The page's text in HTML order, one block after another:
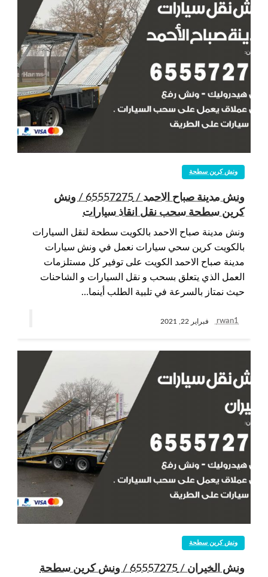
ونش كرين سطحة
ونش مدينة صباح الاحمد / 65557275 / ونش
كرين سطحة سحب نقل انقاذ سيارات
ونش مدينة صباح الاحمد بالكويت سطحة لنقل السيارات
بالكويت كرين سحي سيارات نعمل في ونش سيارات
مدينة صباح الاحمد الكويت على توفير كل مستلزمات
العمل الذي يتعلق بسحب و نقل السيارات و الشاحنات
حيث نمتاز بالسرعة في تلبية الطلب أينما…
rwan1 فبراير 22, 2021
ونش كرين سطحة
ونش الخيران / 65557275 / ونش كرين سطحة